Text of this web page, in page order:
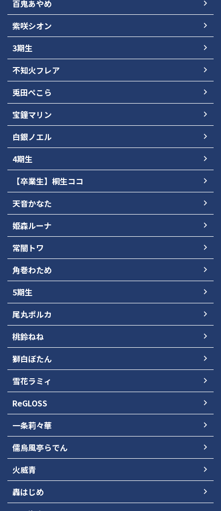
百鬼あやめ
紫咲シオン
3期生
不知火フレア
兎田ぺこら
宝鐘マリン
白銀ノエル
4期生
【卒業生】桐生ココ
天音かなた
姫森ルーナ
常闇トワ
角巻わため
5期生
尾丸ポルカ
桃鈴ねね
獅白ぼたん
雪花ラミィ
ReGLOSS
一条莉々華
儒烏風亭らでん
火威青
轟はじめ